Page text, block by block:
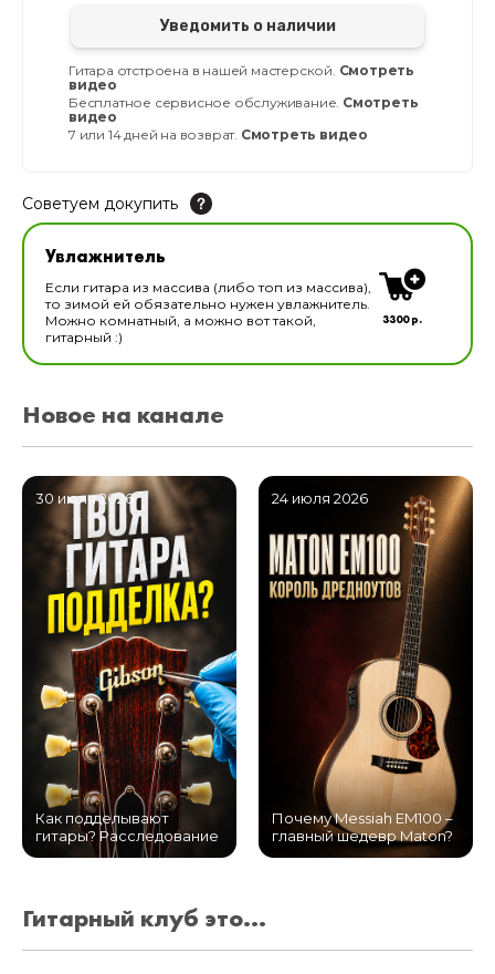
Уведомить о наличии
Гитара отстроена в нашей мастерской. Смотреть
видео
Бесплатное сервисное обслуживание. Смотреть
видео
7 или 14 дней на возврат. Смотреть видео
Советуем докупить
Увлажнитель для музыкальных инструментов
В наличии
Увлажнитель
Если гитара из массива (либо топ из массива),
то зимой ей обязательно нужен увлажнитель.
Можно комнатный, а можно вот такой,
гитарный :)
3300 р.
Новое на канале
30 июля 2026
Как подделывают
гитары? Расследование
24 июля 2026
Почему Messiah EM100 –
главный шедевр Maton?
Гитарный клуб это...